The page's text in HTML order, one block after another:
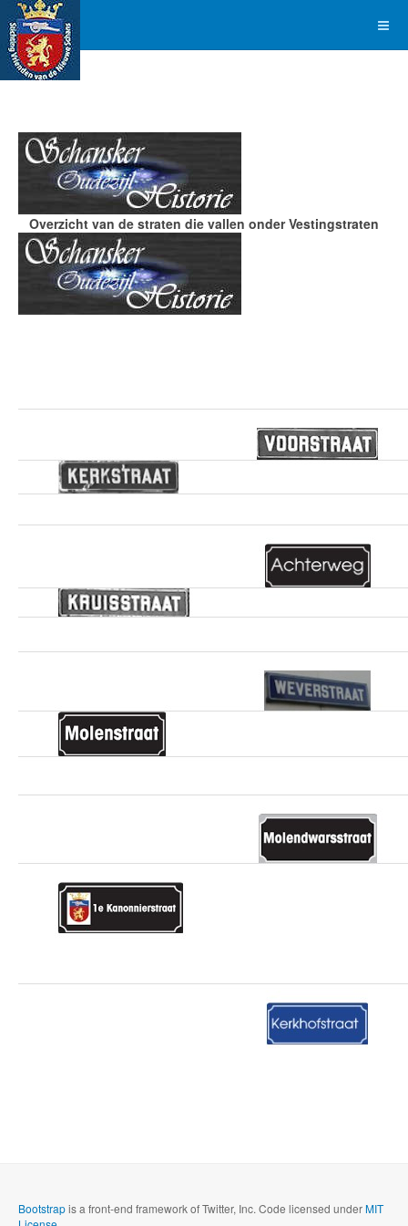
Overzicht van de straten die vallen onder Vestingstraten
Bootstrapis a front-end framework of Twitter, Inc. Code licensed underMIT